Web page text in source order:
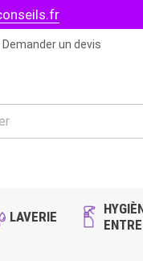
Demander un devis
LAVERIE